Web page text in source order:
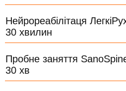
Нейрореабілітаця
30 хвилин
Пробне заняття
30 хв